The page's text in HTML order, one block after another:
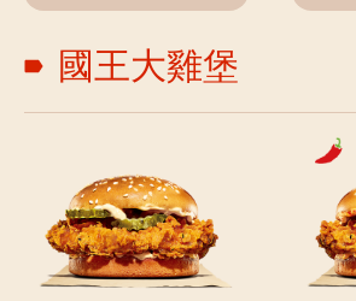
國王大雞堡